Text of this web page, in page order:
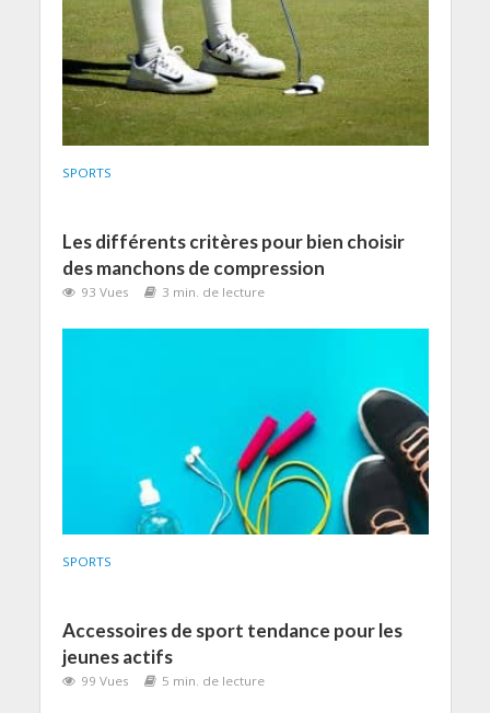
SPORTS
Les différents critères pour bien choisir
des manchons de compression
93 Vues 3 min. de lecture
SPORTS
Accessoires de sport tendance pour les
jeunes actifs
99 Vues 5 min. de lecture